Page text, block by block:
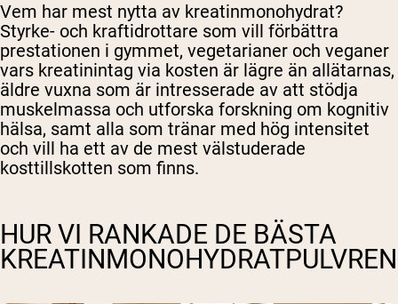
Vem har mest nytta av kreatinmonohydrat?
Styrke- och kraftidrottare som vill förbättra
prestationen i gymmet, vegetarianer och veganer
vars kreatinintag via kosten är lägre än allätarnas,
äldre vuxna som är intresserade av att stödja
muskelmassa och utforska forskning om kognitiv
hälsa, samt alla som tränar med hög intensitet
och vill ha ett av de mest välstuderade
kosttillskotten som finns.
HUR VI RANKADE DE BÄSTA
KREATINMONOHYDRATPULVREN